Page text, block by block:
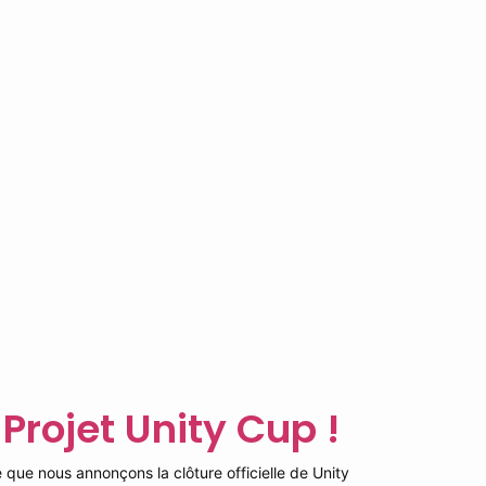
Unity Cup !
que nous annonçons la clôture officielle de Unity